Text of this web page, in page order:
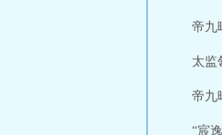
帝九
太监
帝九
“宸